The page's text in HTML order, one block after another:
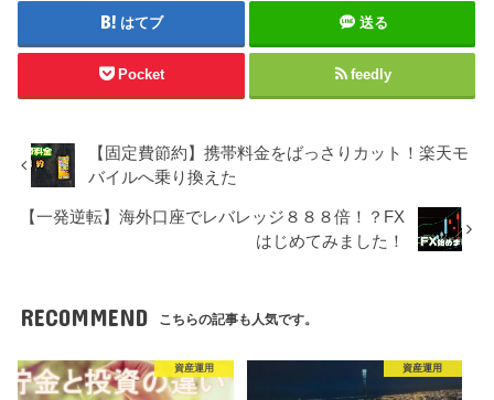
はてブ 送る
Pocket feedly
【固定費節約】携帯料金をばっさりカット！楽天モ
バイルへ乗り換えた
【一発逆転】海外口座でレバレッジ８８８倍！？FX
はじめてみました！
RECOMMEND こちらの記事も人気です。
資産運用 資産運用